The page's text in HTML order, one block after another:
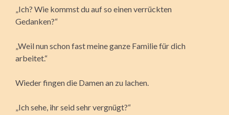
„Ich? Wie kommst du auf so einen verrückten
Gedanken?“
„Weil nun schon fast meine ganze Familie für dich
arbeitet.“
Wieder fingen die Damen an zu lachen.
„Ich sehe, ihr seid sehr vergnügt?“